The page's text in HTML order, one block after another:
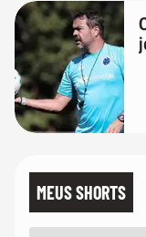
MEUS SHORTS